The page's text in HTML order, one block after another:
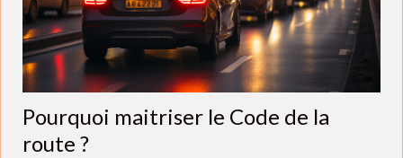
Pourquoi maitriser le Code de la
route ?